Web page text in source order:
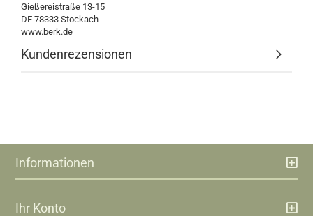
Gießereistraße 13-15
DE 78333 Stockach
www.berk.de
Kundenrezensionen
Informationen
Ihr Konto